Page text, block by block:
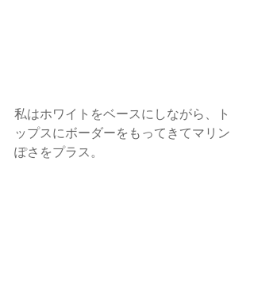
私はホワイトをベースにしながら、ト
ップスにボーダーをもってきてマリン
ぽさをプラス。